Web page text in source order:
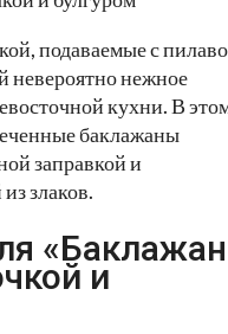
подаваемые с
невероятно нежное
кухни. В
баклажаны
заправкой и
злаков.
«Баклажан
и